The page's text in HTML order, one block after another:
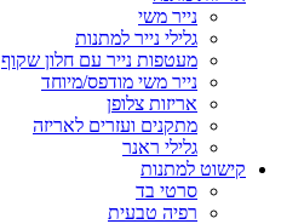
נייר משי
גלילי נייר למתנות
מעטפות נייר עם חלון שקוף
נייר משי מודפס/מיוחד
אריזות צלופן
מתקנים ועזרים לאריזה
גלילי ראנר
קישוט למתנות
סרטי בד
רפיה טבעית